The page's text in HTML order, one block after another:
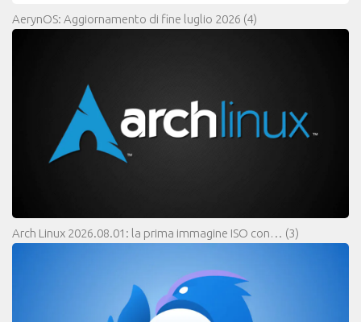
AerynOS: Aggiornamento di fine luglio 2026 (4)
Arch Linux 2026.08.01: la prima immagine ISO con… (3)